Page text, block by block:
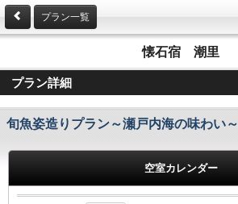
プラン一覧
懐石宿 潮里
プラン詳細
旬魚姿造りプラン～瀬戸内海の味わい～
空室カレンダー